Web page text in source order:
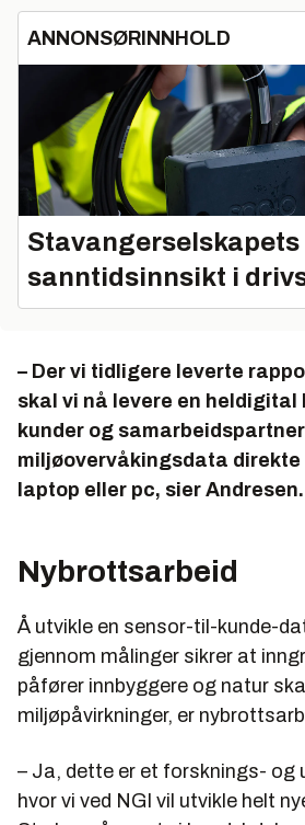
ANNONSØRINNHOLD
sanntidsinnsikt i
– Der vi tidligere leverte
skal vi nå levere en heldigital
kunder og
miljøovervåkingsdata direkte
laptop eller pc, sier Andresen.
Nybrottsarbeid
Å utvikle en sensor-til-kunde-
gjennom målinger sikrer at
påfører innbyggere og natur
miljøpåvirkninger, er
– Ja, dette er et forsknings- og
hvor vi ved NGI vil utvikle helt